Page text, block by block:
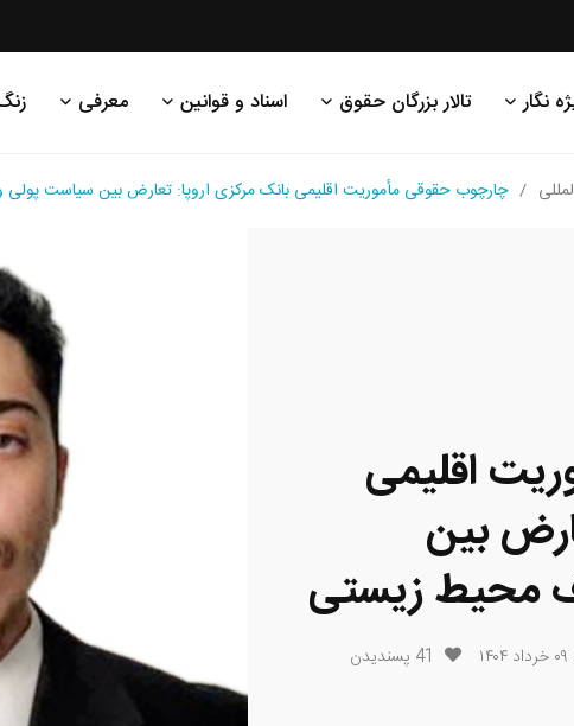
نگار تالار بزرگان حقوق اسناد و قوانین معرفی
چارچوب حقوقی مأموریت اقلیمی بانک مرکزی اروپا: تعارض بین سیاست
اقلیمی
بین
محیط زیستی
41 پسندیدن